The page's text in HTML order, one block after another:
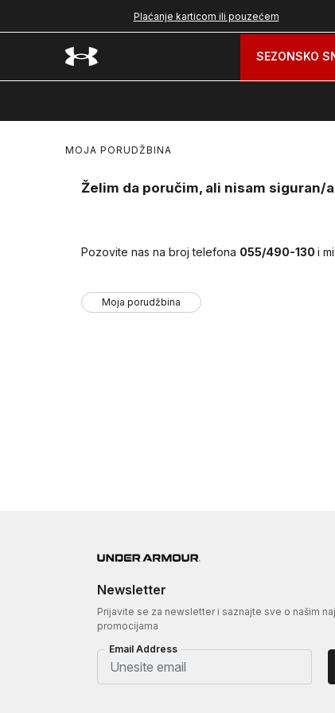
Plaćanje karticom ili pouzećem
SEZONSKO
MOJA PORUDŽBINA
Želim da poručim, ali nisam siguran/
Pozovite nas na broj telefona 055/490-130 i
Moja porudžbina
Newsletter
Prijavite se za newsletter i saznajte sve o našim
promocijama
Email Address